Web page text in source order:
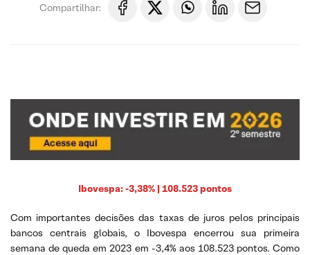
Compartilhar:
Ibovespa: -3,38% | 108.523 pontos
Com importantes decisões das taxas de juros pelos principais
bancos centrais globais, o Ibovespa encerrou sua primeira
semana de queda em 2023 em -3,4% aos 108.523 pontos. Como